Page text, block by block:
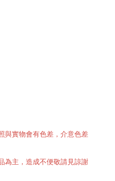
與實物會有色差，介意色差
為主，造成不便敬請見諒謝